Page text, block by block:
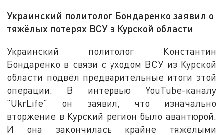
Украинский политолог Бондаренко заявил о
тяжёлых потерях ВСУ в Курской области
Украинский политолог Константин
Бондаренко в связи с уходом ВСУ из Курской
области подвёл предварительные итоги этой
операции. В интервью YouTube-каналу
"UkrLife" он заявил, что изначально
вторжение в Курский регион было авантюрой.
И она закончилась крайне тяжёлыми